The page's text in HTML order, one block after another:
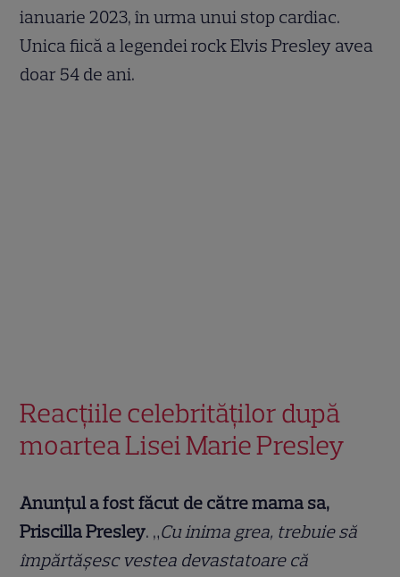
ianuarie 2023, în urma unui stop cardiac.
Unica fiică a legendei rock Elvis Presley avea
doar 54 de ani.
Reacțiile celebrităților după
moartea Lisei Marie Presley
Anunțul a fost făcut de către mama sa,
Priscilla Presley. „Cu inima grea, trebuie să
împărtăşesc vestea devastatoare că